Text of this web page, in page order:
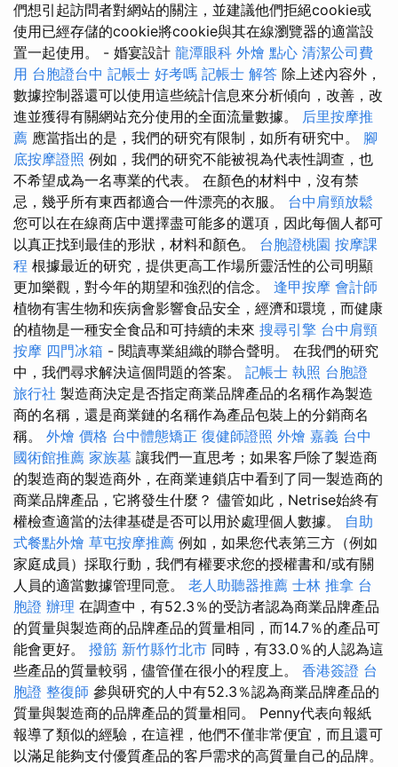
們想引起訪問者對網站的關注，並建議他們拒絕cookie或
使用已經存儲的cookie將cookie與其在線瀏覽器的適當設
置一起使用。 - 婚宴設計 龍潭眼科 外燴 點心 清潔公司費
用 台胞證台中 記帳士 好考嗎 記帳士 解答 除上述內容外，
數據控制器還可以使用這些統計信息來分析傾向，改善，改
進並獲得有關網站充分使用的全面流量數據。 后里按摩推
薦 應當指出的是，我們的研究有限制，如所有研究中。 腳
底按摩證照 例如，我們的研究不能被視為代表性調查，也
不希望成為一名專業的代表。 在顏色的材料中，沒有禁
忌，幾乎所有東西都適合一件漂亮的衣服。 台中肩頸放鬆
您可以在在線商店中選擇盡可能多的選項，因此每個人都可
以真正找到最佳的形狀，材料和顏色。 台胞證桃園 按摩課
程 根據最近的研究，提供更高工作場所靈活性的公司明顯
更加樂觀，對今年的期望和強烈的信念。 逢甲按摩 會計師
植物有害生物和疾病會影響食品安全，經濟和環境，而健康
的植物是一種安全食品和可持續的未來 搜尋引擎 台中肩頸
按摩 四門冰箱 - 閱讀專業組織的聯合聲明。 在我們的研究
中，我們尋求解決這個問題的答案。 記帳士 執照 台胞證
旅行社 製造商決定是否指定商業品牌產品的名稱作為製造
商的名稱，還是商業鏈的名稱作為產品包裝上的分銷商名
稱。 外燴 價格 台中體態矯正 復健師證照 外燴 嘉義 台中
國術館推薦 家族墓 讓我們一直思考；如果客戶除了製造商
的製造商的製造商外，在商業連鎖店中看到了同一製造商的
商業品牌產品，它將發生什麼？ 儘管如此，Netrise始終有
權檢查適當的法律基礎是否可以用於處理個人數據。 自助
式餐點外燴 草屯按摩推薦 例如，如果您代表第三方（例如
家庭成員）採取行動，我們有權要求您的授權書和/或有關
人員的適當數據管理同意。 老人助聽器推薦 士林 推拿 台
胞證 辦理 在調查中，有52.3％的受訪者認為商業品牌產品
的質量與製造商的品牌產品的質量相同，而14.7％的產品可
能會更好。 撥筋 新竹縣竹北市 同時，有33.0％的人認為這
些產品的質量較弱，儘管僅在很小的程度上。 香港簽證 台
胞證 整復師 參與研究的人中有52.3％認為商業品牌產品的
質量與製造商的品牌產品的質量相同。 Penny代表向報紙
報導了類似的經驗，在這裡，他們不僅非常便宜，而且還可
以滿足能夠支付優質產品的客戶需求的高質量自己的品牌。